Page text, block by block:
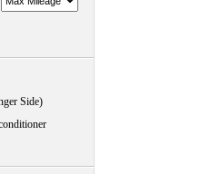
Side)